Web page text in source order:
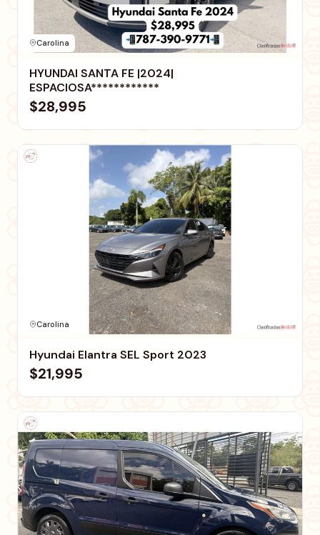
Carolina
HYUNDAI SANTA FE |2024|
ESPACIOSA************
$28,995
Carolina
Hyundai Elantra SEL Sport 2023
$21,995